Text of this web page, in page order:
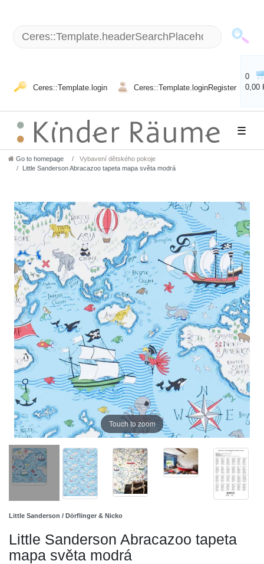
Ceres::Template.login Ceres::Template.loginRegister
0
0,00
☰
Go to homepage
Vybavení dětského pokoje
Little Sanderson Abracazoo tapeta mapa světa modrá
Touch to zoom
Little Sanderson / Dörflinger & Nicko
Little Sanderson Abracazoo tapeta
mapa světa modrá